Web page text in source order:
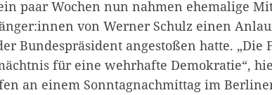
paar Wochen nun nahmen ehemalige
von Werner Schulz einen
Bundespräsident angestoßen hatte. „Die
für eine wehrhafte Demokratie“,
an einem Sonntagnachmittag im